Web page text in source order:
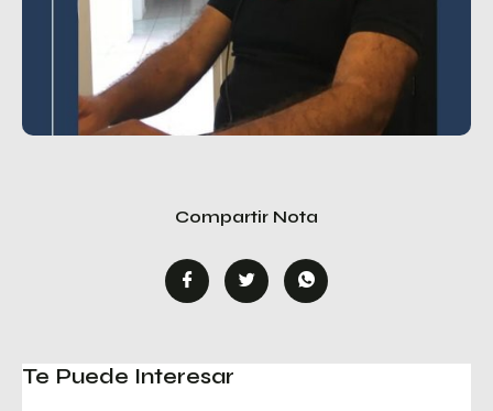
Compartir Nota
Te Puede Interesar